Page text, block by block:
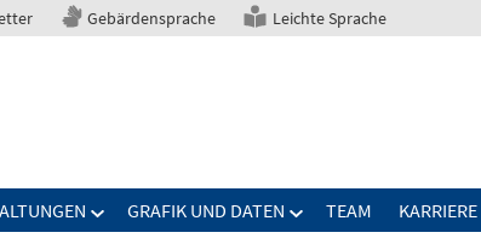
Gebärdensprache Leichte Sprache
GRAFIK UND DATEN TEAM KARRIERE